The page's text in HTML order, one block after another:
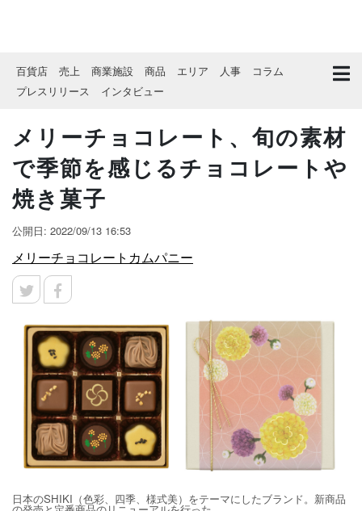
百貨店 売上 商業施設 商品 エリア 人事
コラム
プレスリリース
インタビュー
メリーチョコレート、旬の素材
で季節を感じるチョコレートや
焼き菓子
公開日: 2022/09/13 16:53
メリーチョコレートカムパニー
日本のSHIKI（色彩、四季、様式美）をテーマにしたブランド。新商品